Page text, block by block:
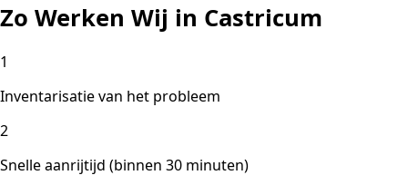
Zo Werken Wij in Castricum
1
Inventarisatie van het probleem
2
Snelle aanrijtijd (binnen 30 minuten)